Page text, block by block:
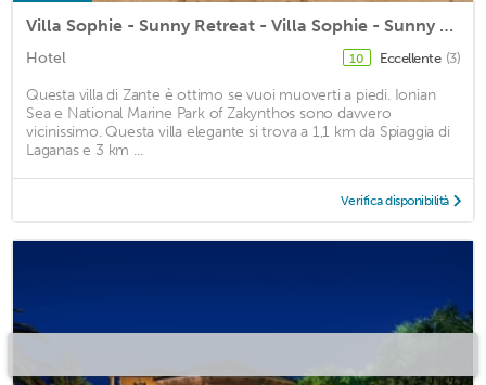
Villa Sophie - Sunny Retreat - Villa Sophie - Sunny Retreat
Hotel 10 Eccellente (3)
Questa villa di Zante è ottimo se vuoi muoverti a piedi. Ionian
Sea e National Marine Park of Zakynthos sono davvero
vicinissimo. Questa villa elegante si trova a 1,1 km da Spiaggia di
Laganas e 3 km ...
Verifica disponibilità